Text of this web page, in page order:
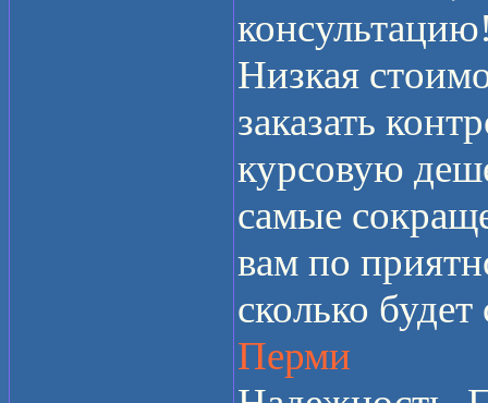
Низкая
заказать
курсовую
самые
вам по
сколько
Перми